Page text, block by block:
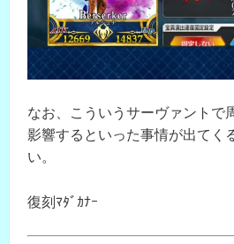
なお、こういうサーヴァントで
影響するといった事情が出てく
い。
復刻ﾏﾀﾞｶﾅｰ